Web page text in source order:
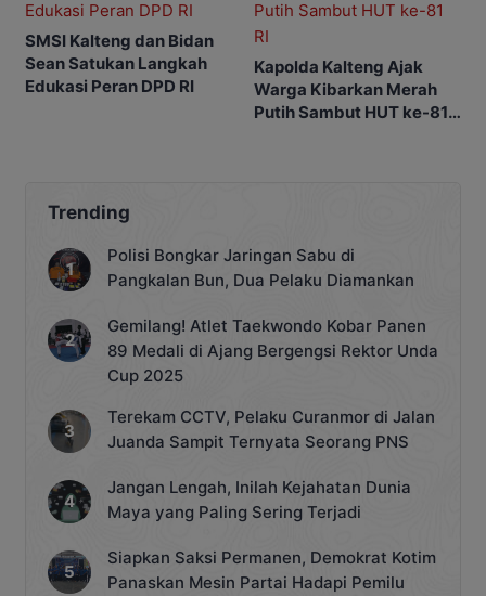
SMSI Kalteng dan Bidan
Sean Satukan Langkah
Edukasi Peran DPD RI
Kapolda Kalteng Ajak
Warga Kibarkan Merah
Putih Sambut HUT ke-81
Trending
Polisi Bongkar Jaringan Sabu di
Pangkalan Bun, Dua Pelaku Diamankan
Gemilang! Atlet Taekwondo Kobar Panen
89 Medali di Ajang Bergengsi Rektor Unda
Cup 2025
Terekam CCTV, Pelaku Curanmor di Jalan
Juanda Sampit Ternyata Seorang PNS
Jangan Lengah, Inilah Kejahatan Dunia
Maya yang Paling Sering Terjadi
Siapkan Saksi Permanen, Demokrat Kotim
Panaskan Mesin Partai Hadapi Pemilu